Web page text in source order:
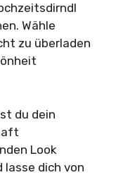
Wähle
zu überladen
du dein
Look
lasse dich von